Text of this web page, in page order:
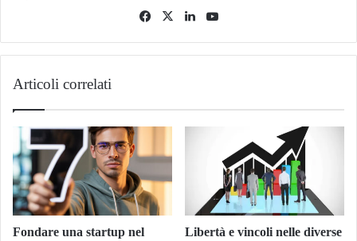
Facebook
X LinkedIn
Articoli correlati
Fondare una startup nel
Libertà e vincoli nelle diverse